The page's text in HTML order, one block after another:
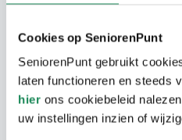
Cookies op SeniorenPunt
SeniorenPunt gebruikt
laten functioneren en steeds
hier ons cookiebeleid
uw instellingen inzien of
Woning
Ruime
Langer Thuis